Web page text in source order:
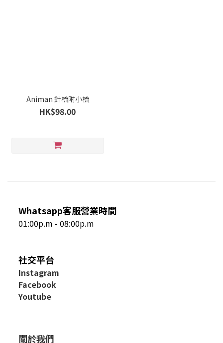
Animan 針梳附小梳
HK$98.00
Whatsapp客服營業時間
01:00p.m - 08:00p.m
社交平台
Instagram
Facebook
Youtube
關於我們